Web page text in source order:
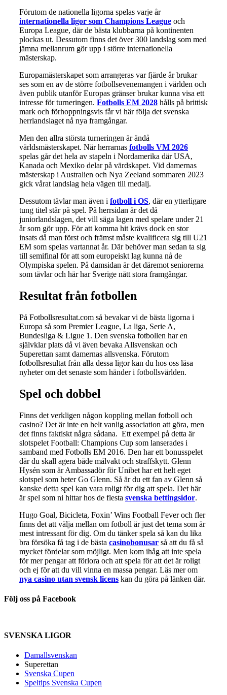
Förutom de nationella ligorna spelas varje år
internationella ligor som Champions Leagueoch
Europa League, där de bästa klubbarna på kontinenten
plockas ut. Dessutom finns det över 300 landslag som med
jämna mellanrum gör upp i större internationella
mästerskap.
Europamästerskapet som arrangeras var fjärde år brukar
ses som en av de större fotbollsevenemangen i världen och
även publik utanför Europas gränser brukar kunna visa ett
intresse för turneringen. Fotbolls EM 2028hålls på brittisk
mark och förhoppningsvis får vi här följa det svenska
herrlandslaget nå nya framgångar.
Men den allra största turneringen är ändå
världsmästerskapet. När herrarnas fotbolls VM 2026
spelas går det hela av stapeln i Nordamerika där USA,
Kanada och Mexiko delar på värdskapet. Vid damernas
mästerskap i Australien och Nya Zeeland sommaren 2023
gick vårat landslag hela vägen till medalj.
Dessutom tävlar man även i fotboll i OS, där en ytterligare
tung titel står på spel. På herrsidan är det då
juniorlandslagen, det vill säga lagen med spelare under 21
år som gör upp. För att komma hit krävs dock en stor
insats då man först och främst måste kvalificera sig till U21
EM som spelas vartannat år. Där behöver man sedan ta sig
till semifinal för att som europeiskt lag kunna nå de
Olympiska spelen. På damsidan är det däremot seniorerna
som tävlar och här har Sverige nått stora framgångar.
Resultat från fotbollen
På Fotbollsresultat.com så bevakar vi de bästa ligorna i
Europa så som Premier League, La liga, Serie A,
Bundesliga & Ligue 1. Den svenska fotbollen har en
självklar plats då vi även bevaka Allsvenskan och
Superettan samt damernas allsvenska. Förutom
fotbollsresultat från alla dessa ligor kan du hos oss läsa
nyheter om det senaste som händer i fotbollsvärlden.
Spel och dobbel
Finns det verkligen någon koppling mellan fotboll och
casino? Det är inte en helt vanlig association att göra, men
det finns faktiskt några sådana. Ett exempel på detta är
slotspelet Football: Champions Cup som lanserades i
samband med Fotbolls EM 2016. Den har ett bonusspelet
där du skall agera både målvakt och straffskytt. Glenn
Hysén som är Ambassadör för Unibet har ett helt eget
slotspel som heter Go Glenn. Så är du ett fan av Glenn så
kanske detta spel kan vara roligt för dig att spela. Det här
är spel som ni hittar hos de flesta svenska bettingsidor.
Hugo Goal, Bicicleta, Foxin’ Wins Football Fever och fler
finns det att välja mellan om fotboll är just det tema som är
mest intressant för dig. Om du tänker spela så kan du lika
bra försöka få tag i de bästa casinobonusarså att du få så
mycket fördelar som möjligt. Men kom ihåg att inte spela
för mer pengar att förlora och att spela för att det är roligt
och ej för att du vill vinna en massa pengar. Läs mer om
nya casino utan svensk licenskan du göra på länken där.
Följ oss på Facebook
SVENSKA LIGOR
Damallsvenskan
Superettan
Svenska Cupen
Speltips Svenska Cupen